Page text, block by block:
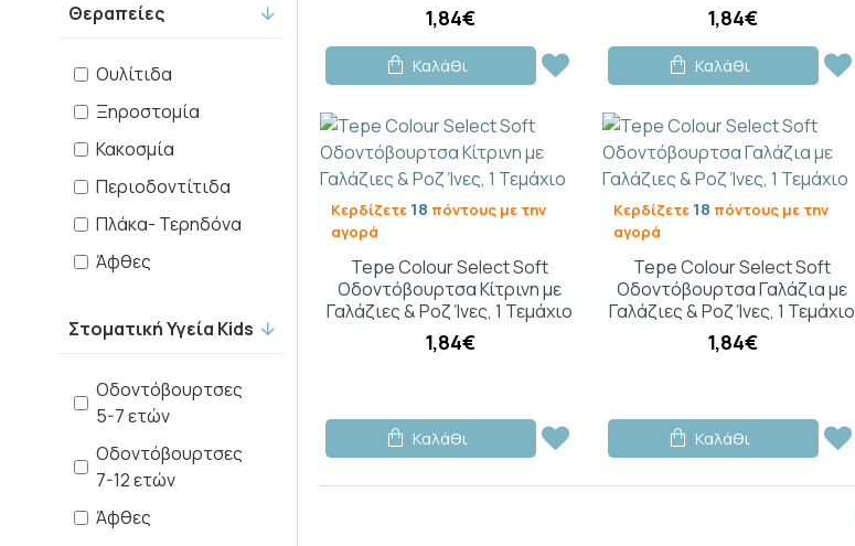
Curasept
Dr. Brown's
Dr.Organic
Elladent
Emoform
Fixodent
Θεραπείες
Ουλίτιδα
Ξηροστομία
Κακοσμία
Περιοδοντίτιδα
Πλάκα- Τερηδόνα
Άφθες
Στοματική Υγεία Kids
Οδοντόβουρτσες
5-7 ετών
Οδοντόβουρτσες
7-12 ετών
Άφθες
1,84€
Καλάθι
1,84€
Καλάθι
Κερδίζετε 18 πόντους με την
αγορά
Tepe Colour Select Soft
Οδοντόβουρτσα Κίτρινη με
Γαλάζιες & Ροζ Ίνες, 1 Τεμάχιο
1,84€
Καλάθι
Κερδίζετε 18 πόντους με την
αγορά
Tepe Colour Select Soft
Οδοντόβουρτσα Γαλάζια με
Γαλάζιες & Ροζ Ίνες, 1 Τεμάχιο
1,84€
Καλάθι